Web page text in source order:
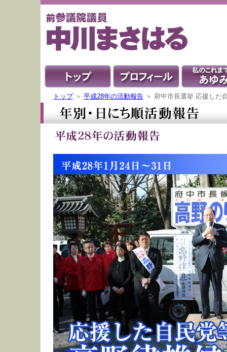
トップ＞ 平成28年の活動報告 ＞ 府中市長選挙 応援した